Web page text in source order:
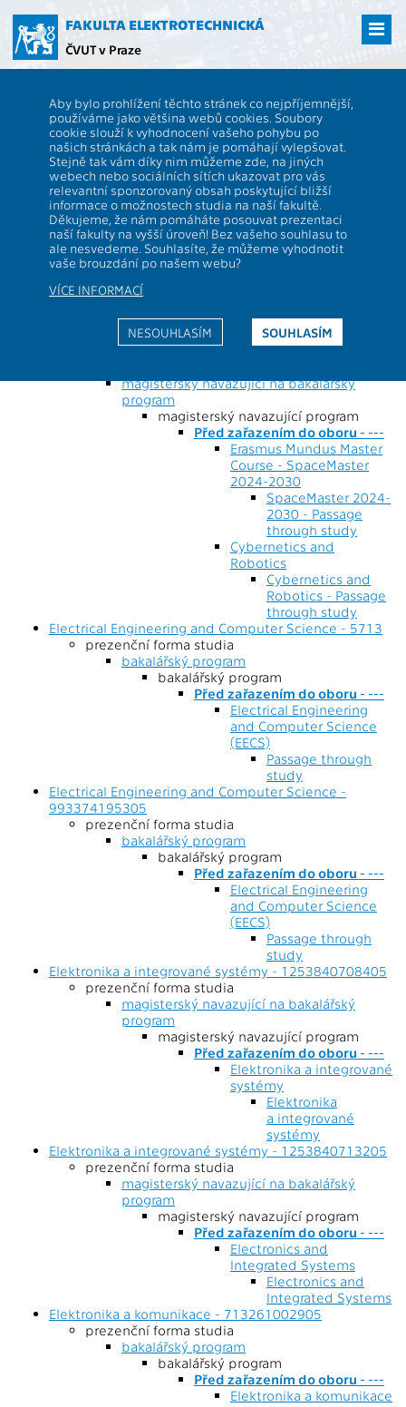
hlavní
obsah
FAKULTA ELEKTROTECHNICKÁ
ČVUT v Praze
Aby bylo prohlížení těchto stránek co nejpříjemnější,
používáme jako většina webů cookies. Soubory
cookie slouží k vyhodnocení vašeho pohybu po
našich stránkách a tak nám je pomáhají vylepšovat.
Stejně tak vám díky nim můžeme zde, na jiných
webech nebo sociálních sítích ukazovat pro vás
relevantní sponzorovaný obsah poskytující bližší
informace o možnostech studia na naší fakultě.
Děkujeme, že nám pomáháte posouvat prezentaci
naší fakulty na vyšší úroveň! Bez vašeho souhlasu to
ale nesvedeme. Souhlasíte, že můžeme vyhodnotit
vaše brouzdání po našem webu?
VÍCE INFORMACÍ
SOUHLASÍM
NESOUHLASÍM
Popis stránky:
Obor může být studován v různých formách
studia (prezenční/kombinovaná), typech
programů (magisterský, bakalářský, ...) a blocích
(základní, bakalářský). Na této stránce vidíte
obor, jeho studijní plány a doporučené
průchody.
Obor: Před zařazením do oboru - -
Cybernetics and Robotics - 1225847250305
magisterský navazující na bakalářský
program
magisterský navazující program
Před zařazením do oboru - ---
Erasmus Mundus Master
Course - SpaceMaster
2024-2030
SpaceMaster 2024-
2030 - Passage
through study
Cybernetics and
Robotics
Cybernetics and
Robotics - Passage
through study
Electrical Engineering and Computer Science - 5713
prezenční forma studia
bakalářský program
bakalářský program
Před zařazením do oboru - ---
Electrical Engineering
and Computer Science
(EECS)
Passage through
study
Electrical Engineering and Computer Science -
993374195305
prezenční forma studia
bakalářský program
bakalářský program
Před zařazením do oboru - ---
Electrical Engineering
and Computer Science
(EECS)
Passage through
study
Elektronika a integrované systémy - 1253840708405
prezenční forma studia
magisterský navazující na bakalářský
program
magisterský navazující program
Před zařazením do oboru - ---
Elektronika a integrované
systémy
Elektronika
a integrované
systémy
Elektronika a integrované systémy - 1253840713205
prezenční forma studia
magisterský navazující na bakalářský
program
magisterský navazující program
Před zařazením do oboru - ---
Electronics and
Integrated Systems
Electronics and
Integrated Systems
Elektronika a komunikace - 713261002905
prezenční forma studia
bakalářský program
bakalářský program
Před zařazením do oboru - ---
Elektronika a komunikace